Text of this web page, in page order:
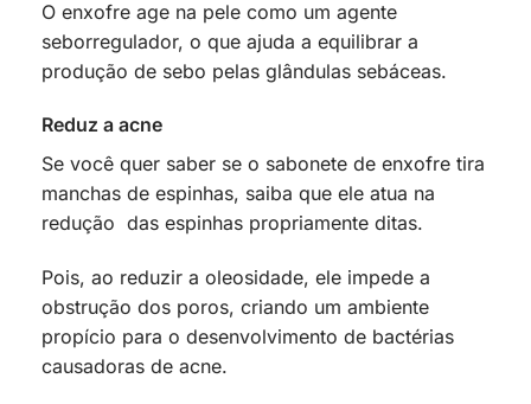
O enxofre age na pele como um agente
seborregulador, o que ajuda a equilibrar a
produção de sebo pelas glândulas sebáceas.
Reduz a acne
Se você quer saber se o sabonete de enxofre tira
manchas de espinhas, saiba que ele atua na
redução das espinhas propriamente ditas.
Pois, ao reduzir a oleosidade, ele impede a
obstrução dos poros, criando um ambiente
propício para o desenvolvimento de bactérias
causadoras de acne.